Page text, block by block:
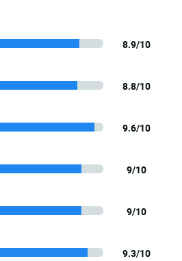
8.9/10
8.8/10
9.6/10
9/10
9/10
9.3/10